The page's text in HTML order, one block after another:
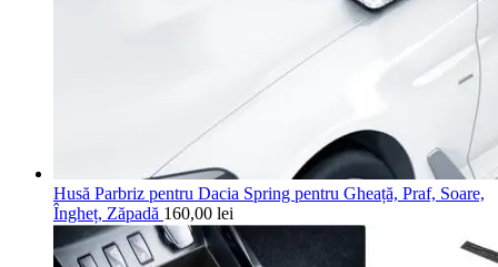
Husă Parbriz pentru Dacia Spring pentru Gheață, Praf, Soare,
Îngheț, Zăpadă 160,00 lei